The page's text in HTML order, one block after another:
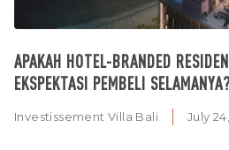
APAKAH HOTEL-BRANDED
EKSPEKTASI PEMBELI
Investissement Villa Bali July